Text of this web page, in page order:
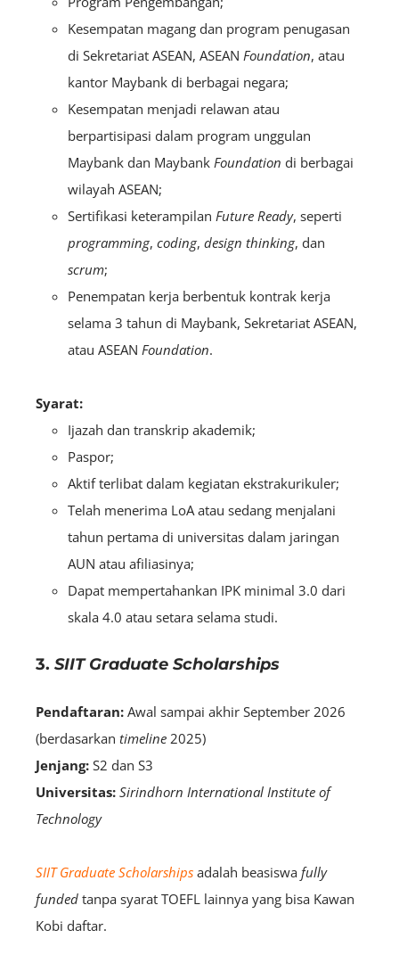
Kesempatan magang dan program penugasan
di Sekretariat ASEAN, ASEAN Foundation, atau
kantor Maybank di berbagai negara;
Kesempatan menjadi relawan atau
berpartisipasi dalam program unggulan
Maybank dan Maybank Foundation di berbagai
wilayah ASEAN;
Sertifikasi keterampilan Future Ready, seperti
programming, coding, design thinking, dan
scrum;
Penempatan kerja berbentuk kontrak kerja
selama 3 tahun di Maybank, Sekretariat ASEAN,
atau ASEAN Foundation.
Syarat:
Ijazah dan transkrip akademik;
Paspor;
Aktif terlibat dalam kegiatan ekstrakurikuler;
Telah menerima LoA atau sedang menjalani
tahun pertama di universitas dalam jaringan
AUN atau afiliasinya;
Dapat mempertahankan IPK minimal 3.0 dari
skala 4.0 atau setara selama studi.
3. SIIT Graduate Scholarships
Pendaftaran: Awal sampai akhir September 2026
(berdasarkan timeline 2025)
Jenjang: S2 dan S3
Universitas: Sirindhorn International Institute of
Technology
SIIT Graduate Scholarships adalah beasiswa fully
funded tanpa syarat TOEFL lainnya yang bisa Kawan
Kobi daftar.